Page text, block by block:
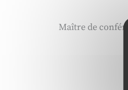
Maître de